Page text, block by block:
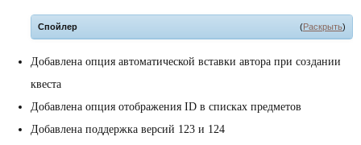
(Раскрыть)
Спойлер
Добавлена опция автоматической вставки автора при создании
квеста
Добавлена опция отображения ID в списках предметов
Добавлена поддержка версий 123 и 124